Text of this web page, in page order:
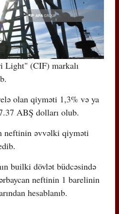
Light" (CIF) markalı
olan qiyməti 1,3% və ya
ABŞ dolları olub.
neftinin əvvəlki qiyməti
builki dövlət büdcəsində
neftinin 1 barelinin
hesablanıb.